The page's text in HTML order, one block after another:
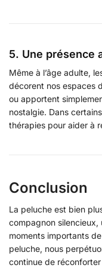
5. Une présence
Même à l’âge adulte,
décorent nos espaces
ou apportent
nostalgie. Dans
thérapies pour aider à
Conclusion
La peluche est bien
compagnon silencieux,
moments importants
peluche, nous
continue de